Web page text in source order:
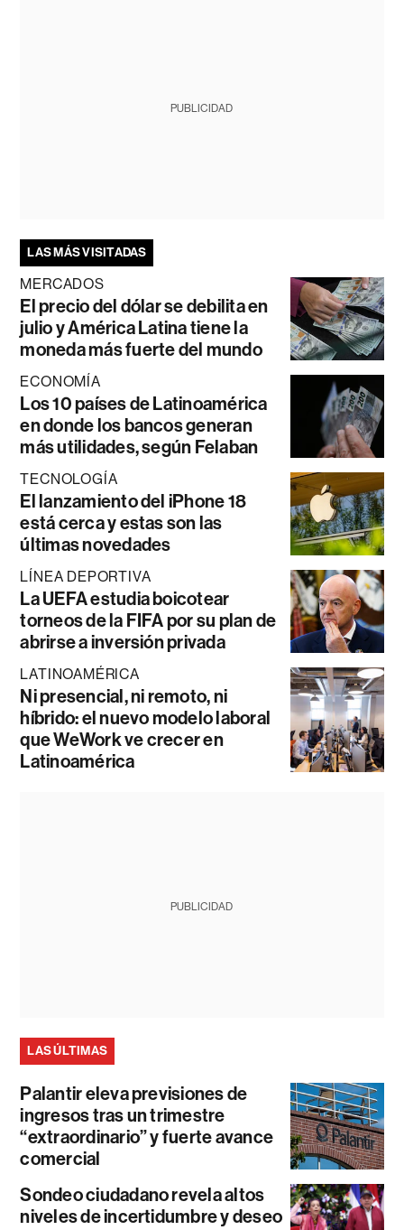
PUBLICIDAD
LAS MÁS VISITADAS
MERCADOS
El precio del dólar se debilita en
julio y América Latina tiene la
moneda más fuerte del mundo
ECONOMÍA
Los 10 países de Latinoamérica
en donde los bancos generan
más utilidades, según Felaban
TECNOLOGÍA
El lanzamiento del iPhone 18
está cerca y estas son las
últimas novedades
LÍNEA DEPORTIVA
La UEFA estudia boicotear
torneos de la FIFA por su plan de
abrirse a inversión privada
LATINOAMÉRICA
Ni presencial, ni remoto, ni
híbrido: el nuevo modelo laboral
que WeWork ve crecer en
Latinoamérica
PUBLICIDAD
LAS ÚLTIMAS
Palantir eleva previsiones de
ingresos tras un trimestre
“extraordinario” y fuerte avance
comercial
Sondeo ciudadano revela altos
niveles de incertidumbre y deseo